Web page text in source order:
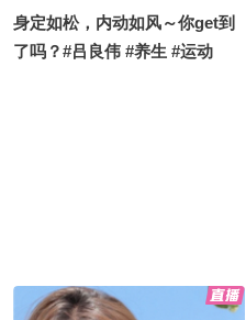
身定如松，内动如风～你get到
了吗？#吕良伟 #养生 #运动